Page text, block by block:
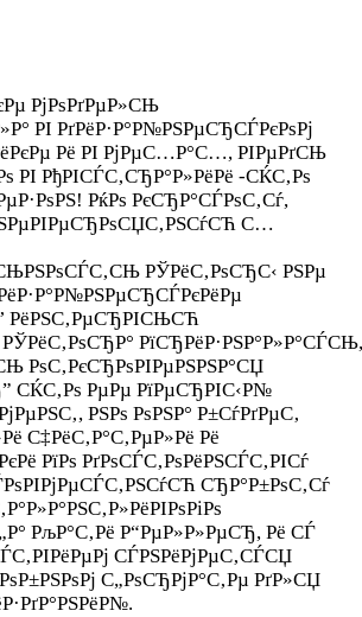
РјРѕРґРµР»СЊ
РІ РґРёР·Р°Р№РЅРµСЂСЃРєРѕРј
Рё РІ РјРµС…Р°С…, РІРµРґСЊ
РІ РђРІСЃС‚СЂР°Р»РёРё -СЌС‚Рѕ
РќРѕ РєСЂР°СЃРѕС‚Сѓ,
С…
РЎРёС‚РѕСЂС‹ РЅРµ
РёРЅС‚РµСЂРІСЊСЋ
РїСЂРёР·РЅР°Р»Р°СЃСЊ,
РѕС‚РєСЂРѕРІРµРЅРЅР°СЏ
СЌС‚Рѕ РµРµ РїРµСЂРІС‹Р№
РЅРѕ РѕРЅР° Р±СѓРґРµС‚
С‡РёС‚Р°С‚РµР»Рё Рё
РїРѕ РґРѕСЃС‚РѕРёРЅСЃС‚РІСѓ
СЂР°Р±РѕС‚Сѓ
РљР°С‚Рё Р“РµР»Р»РµСЂ, Рё СЃ
СЃРЅРёРјРµС‚СЃСЏ
С„РѕСЂРјР°С‚Рµ РґР»СЏ